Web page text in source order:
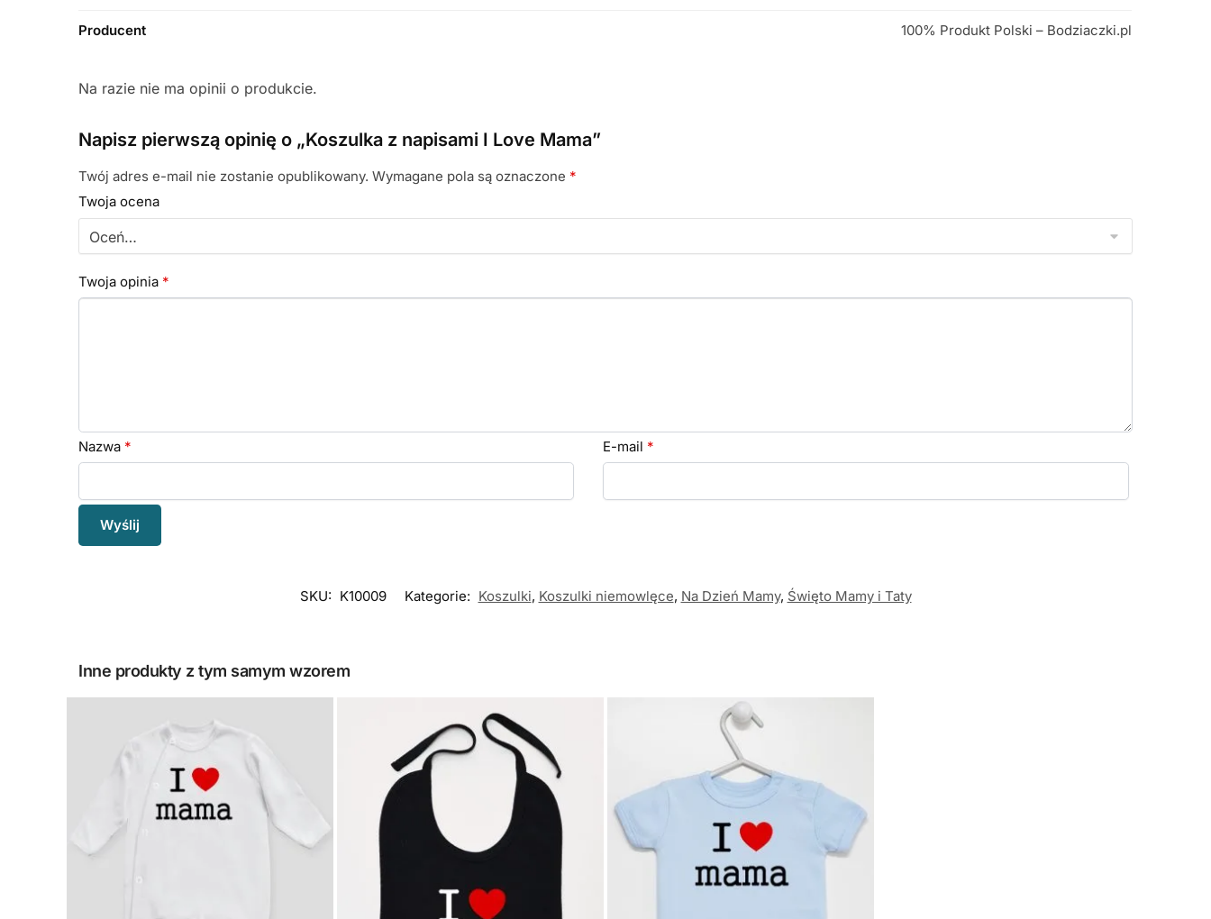
Producent 100% Produkt Polski – Bodziaczki.pl
Na razie nie ma opinii o produkcie.
Napisz pierwszą opinię o „Koszulka z napisami I Love Mama”
Twój adres e-mail nie zostanie opublikowany. Wymagane pola są oznaczone *
Twoja ocena
Twoja opinia *
Nazwa * E-mail *
SKU: K10009 Kategorie: Koszulki, Koszulki niemowlęce, Na Dzień Mamy, Święto Mamy i Taty
Inne produkty z tym samym wzorem